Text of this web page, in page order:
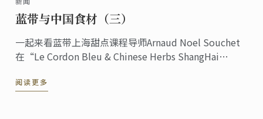
蓝带与中国食材（三）
一起来看蓝带上海甜点课程导师Arnaud Noel Souchet
在“Le Cordon Bleu & Chinese Herbs ShangHai
阅读更多